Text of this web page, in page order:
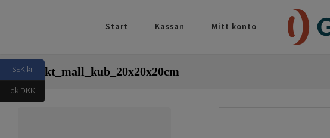
Start Kassan Mitt konto
gdirekt_mall_kub_20x20x20cm
SEK kr
dk DKK